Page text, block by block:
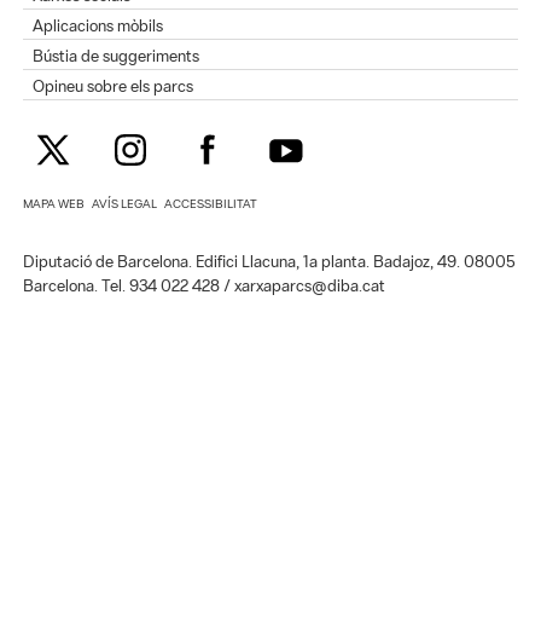
Aplicacions mòbils
Bústia de suggeriments
Opineu sobre els parcs
MAPA WEB AVÍS LEGAL ACCESSIBILITAT
Diputació de Barcelona. Edifici Llacuna, 1a planta. Badajoz, 49. 08005
Barcelona. Tel. 934 022 428 / xarxaparcs@diba.cat